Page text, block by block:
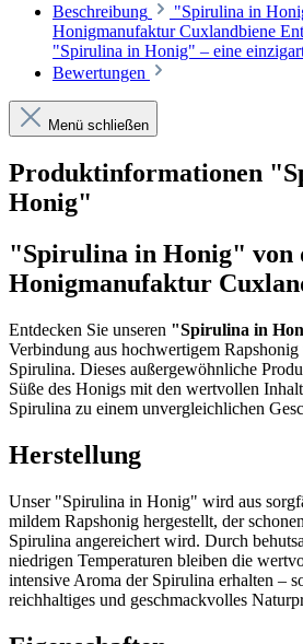
Beschreibung
"Spirulina in
Honigmanufaktur Cuxlandbiene
"Spirulina in Honig" – eine
Bewertungen
Menü schließen
Produktinformationen
Honig"
"Spirulina in Honig" von
Honigmanufaktur
Entdecken Sie unseren "Spirulina in
Verbindung aus hochwertigem
Spirulina. Dieses außergewöhnliche
Süße des Honigs mit den wertvollen
Spirulina zu einem unvergleichlichen
Herstellung
Unser "Spirulina in Honig" wird aus
mildem Rapshonig hergestellt, der
Spirulina angereichert wird. Durch
niedrigen Temperaturen bleiben die
intensive Aroma der Spirulina erhalten –
reichhaltiges und geschmackvolles